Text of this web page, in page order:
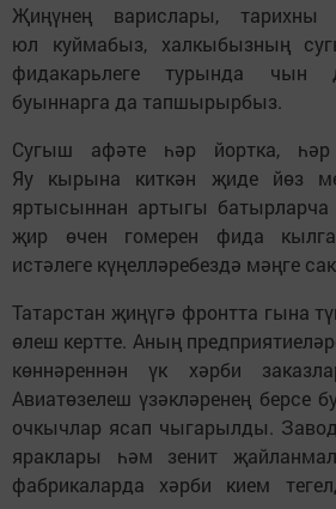
Җиңүнең варислары, тарихны
юл куймабыз, халкыбызның
фидакарьлеге турында чын
буыннарга да тапшырырбыз.
Сугыш афәте һәр йортка, һәр
Яу кырына киткән җиде йөз
яртысыннан артыгы батырларча
җир өчен гомерен фида
истәлеге күңелләребездә мәңге
Татарстан җиңүгә фронтта гына
өлеш кертте. Аның
көннәреннән үк хәрби
Авиатөзелеш үзәкләренең берсе
очкычлар ясап чыгарылды.
яраклары һәм зенит
фабрикаларда хәрби кием